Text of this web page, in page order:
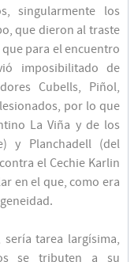
singularmente los
que dieron al traste
para el encuentro
imposibilitado de
Cubells, Piñol,
por lo que
La Viña y de los
y Planchadell (del
el Cechie Karlin
en el que, como era
tarea largísima,
se tributen a su